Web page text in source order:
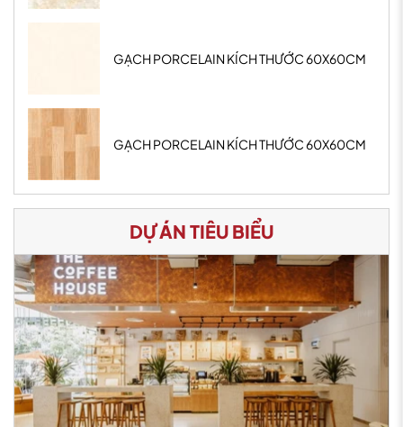
GẠCH PORCELAIN KÍCH THƯỚC 60X60CM
GẠCH PORCELAIN KÍCH THƯỚC 60X60CM
DỰ ÁN TIÊU BIỂU